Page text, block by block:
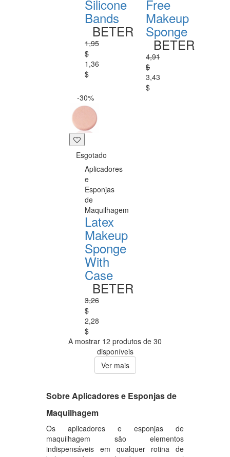
Silicone
Bands
BETER
1,95
$
1,36
$
Free
Makeup
Sponge
BETER
4,91
$
3,43
$
-30%
Esgotado
Aplicadores
e
Esponjas
de
Maquilhagem
Latex
Makeup
Sponge
With
Case
BETER
3,26
$
2,28
$
A mostrar 12 produtos de 30
disponíveis
Ver mais
Sobre Aplicadores e Esponjas de
Maquilhagem
Os aplicadores e esponjas de
maquilhagem são elementos
indispensáveis em qualquer rotina de